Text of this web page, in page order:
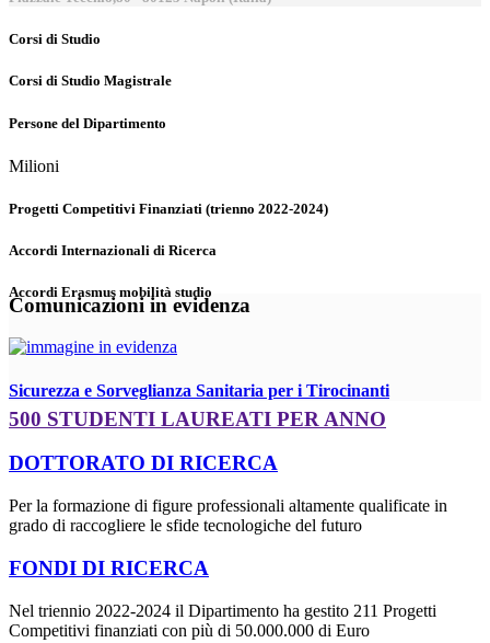
Corsi di Studio
Corsi di Studio Magistrale
Persone del Dipartimento
Milioni
Progetti Competitivi Finanziati (trienno 2022-2024)
Accordi Internazionali di Ricerca
Accordi Erasmus mobilità studio
Comunicazioni in evidenza
Sicurezza e Sorveglianza Sanitaria per i Tirocinanti
500 STUDENTI LAUREATI PER ANNO
DOTTORATO DI RICERCA
Per la formazione di figure professionali altamente qualificate in
grado di raccogliere le sfide tecnologiche del futuro
FONDI DI RICERCA
Nel triennio 2022-2024 il Dipartimento ha gestito 211 Progetti
Competitivi finanziati con più di 50.000.000 di Euro